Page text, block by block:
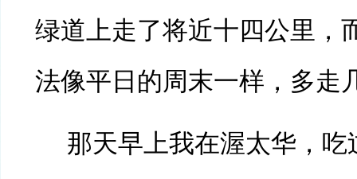
绿道上走了将近十四公里，
法像平日的周末一样，多走
那天早上我在渥太华，吃